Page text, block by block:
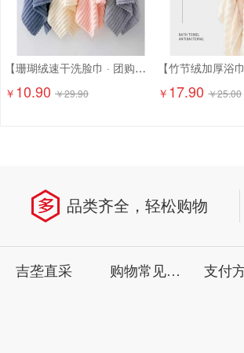
【珊瑚绒速干洗脸巾 · 团购特惠】10.9元抢6条！ 超柔软珊瑚绒，吸水强、速干不闷味，洗脸/卸妆/擦手都超舒服
￥ 10.90 ￥29.90
￥ 17.90 ￥25.00
品类齐全，轻松购物
吉垄直采 购物常见问题 支付